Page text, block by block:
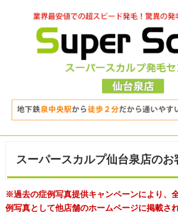
スーパースカルプ仙台泉店のお
※過去の症例写真提供キャンペーンにより、
例写真として他店舗のホームページに掲載さ